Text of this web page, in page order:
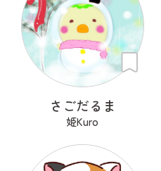
さごだるま
姫Kuro